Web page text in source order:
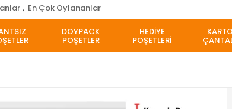
, En Çok Oylananlar
DOYPACK
POŞETLER
HEDİYE
POŞETLERİ